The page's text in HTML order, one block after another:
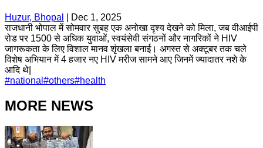
Huzur, Bhopal
Dec 1, 2025
राजधानी भोपाल में सोमवार सुबह एक अनोखा दृश्य देखने को मिला, जब वीआईपी
रोड पर 1500 से अधिक युवाओं, स्वयंसेवी संगठनों और नागरिकों ने HIV
जागरूकता के लिए विशाल मानव शृंखला बनाई। अगस्त से अक्टूबर तक चले
विशेष अभियान में 4 हजार नए HIV मरीज सामने आए जिनमें ज्यादातर नशे के
आदि थे|
#national #others#health
MORE NEWS